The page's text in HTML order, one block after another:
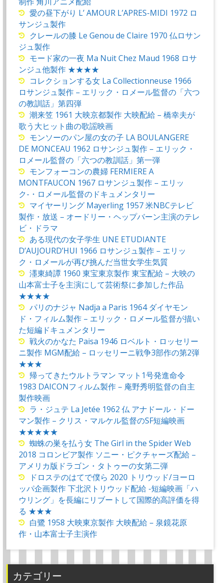
愛の昼下がり L’ AMOUR L’APRES-MIDI 1972 ロ
サンジュ製作
クレールの膝 Le Genou de Claire 1970 仏ロサン
ジュ製作
モード家の一夜 Ma Nuit Chez Maud 1968 ロサ
ンジュ他製作 ★★★★
コレクションする女 La Collectionneuse 1966
ロサンジュ製作 – エリック・ロメール監督の「六つ
の教訓話」第四弾
潮来笠 1961 大映京都製作 大映配給 – 橋幸夫が
歌う大ヒット曲の歌謡映画
モンソーのパン屋の女の子 LA BOULANGERE
DE MONCEAU 1962 ロサンジュ製作 – エリック・
ロメール監督の「六つの教訓話」第一弾
モンフォーコンの農婦 FERMIERE A
MONTFAUCON 1967 ロサンジュ製作 – エリッ
ク-・ロメール監督のドキュメンタリー
マイヤーリング Mayerling 1957 米NBCテレビ
製作・放送 – オードリー・ヘップバーン主演のテレ
ビ・ドラマ
ある現代の女子学生 UNE ETUDIANTE
D’AUJOURD’HUI 1966 ロサンジュ製作 – エリッ
ク・ロメールが再び挑んだ当世女学生気質
濹東綺譚 1960 東宝東京製作 東宝配給 – 大映の
山本富士子を主演にして芸術祭に参加した作品
★★★★
パリのナジャ Nadja a Paris 1964 ダイヤモン
ド・フィルム製作 – エリック・ロメール監督が描い
た短編ドキュメンタリー
戦火のかなた Paisa 1946 ロベルト・ロッセリー
ニ製作 MGM配給 – ロッセリーニ戦争3部作の第2弾
★★★
帰ってきたウルトラマン マット1号発進命令
1983 DAICONフィルム製作 – 庵野秀明監督の自主
製作映画
ラ・ジュテ La Jetée 1962 仏 アナドール・ドー
マン製作 – クリス・マルケル監督のSF短編映画
★★★★★
蜘蛛の巣を払う女 The Girl in the Spider Web
2018 コロンビア製作 ソニー・ピクチャーズ配給 –
アメリカ版ドラゴン・タトゥーの女第二弾
ドロステのはてで僕ら 2020 トリウッド/ヨーロ
ッパ企画製作 下北沢トリウッド配給 -短編映画「ハ
ウリング」を長編にリブートして国際的高評価を得
る ★★★
白鷺 1958 大映東京製作 大映配給 – 泉鏡花原
作・山本富士子主演作
カテゴリー